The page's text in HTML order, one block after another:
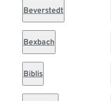
Beverstedt
Bexbach
Biblis